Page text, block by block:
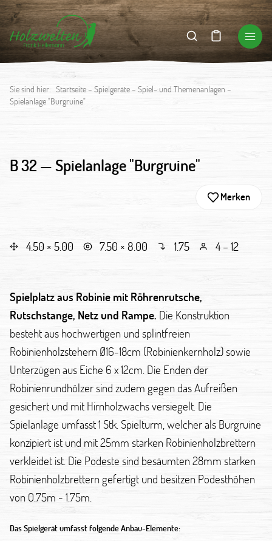
Sie sind hier: Startseite– Spielgeräte– Spiel- und Themenanlagen –
Spielanlage "Burgruine"
B 32 —Spielanlage "Burgruine"
Merken
4.50 × 5.00 7.50 × 8.00 1.75 4 – 12
Spielplatz aus Robinie mit Röhrenrutsche,
Rutschstange, Netz und Rampe. Die Konstruktion
besteht aus hochwertigen und splintfreien
Robinienholzstehern Ø16-18cm (Robinienkernholz) sowie
Unterzügen aus Eiche 6 x 12cm. Die Enden der
Robinienrundhölzer sind zudem gegen das Aufreißen
gesichert und mit Hirnholzwachs versiegelt. Die
Spielanlage umfasst 1 Stk. Spielturm, welcher als Burgruine
konzipiert ist und mit 25mm starken Robinienholzbrettern
verkleidet ist. Die Podeste sind besäumten 28mm starken
Robinienholzbrettern gefertigt und besitzen Podesthöhen
von 0.75m - 1.75m.
Das Spielgerät umfasst folgende Anbau-Elemente: